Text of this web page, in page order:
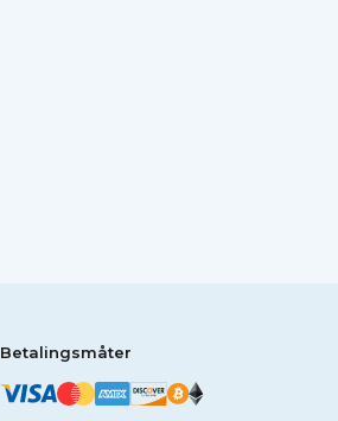
Betalingsmåter